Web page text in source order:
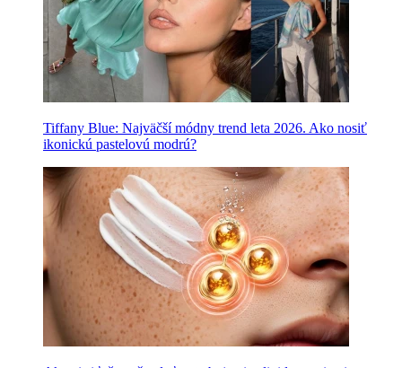
Tiffany Blue: Najväčší módny trend leta 2026. Ako nosiť
ikonickú pastelovú modrú?